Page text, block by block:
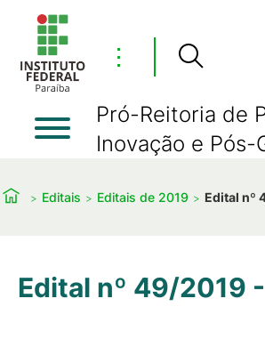
⋮
Pró-Reitoria de
Inovação e Pós-
Editais Editais de 2019 Edital nº
Edital nº 49/2019 -